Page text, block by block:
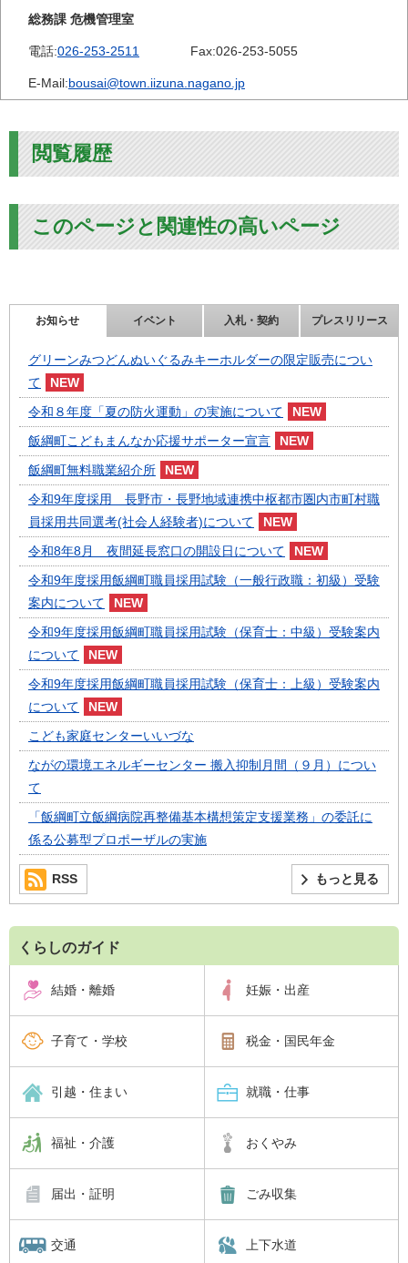
総務課 危機管理室
電話:026-253-2511 Fax:026-253-5055
E-Mail:bousai@town.iizuna.nagano.jp
閲覧履歴
このページと関連性の高いページ
お知らせ イベント 入札・契約 プレスリリース
グリーンみつどんぬいぐるみキーホルダーの限定販売につい
て
令和８年度「夏の防火運動」の実施について
飯綱町こどもまんなか応援サポーター宣言
飯綱町無料職業紹介所
令和9年度採用 長野市・長野地域連携中枢都市圏内市町村職
員採用共同選考(社会人経験者)について
令和8年8月 夜間延長窓口の開設日について
令和9年度採用飯綱町職員採用試験（一般行政職：初級）受験
案内について
令和9年度採用飯綱町職員採用試験（保育士：中級）受験案内
について
令和9年度採用飯綱町職員採用試験（保育士：上級）受験案内
について
こども家庭センターいいづな
ながの環境エネルギーセンター 搬入抑制月間（９月）につい
て
「飯綱町立飯綱病院再整備基本構想策定支援業務」の委託に
係る公募型プロポーザルの実施
もっと見る
RSS
くらしのガイド
結婚・離婚 妊娠・出産
子育て・学校 税金・国民年金
引越・住まい 就職・仕事
福祉・介護 おくやみ
届出・証明 ごみ収集
交通 上下水道